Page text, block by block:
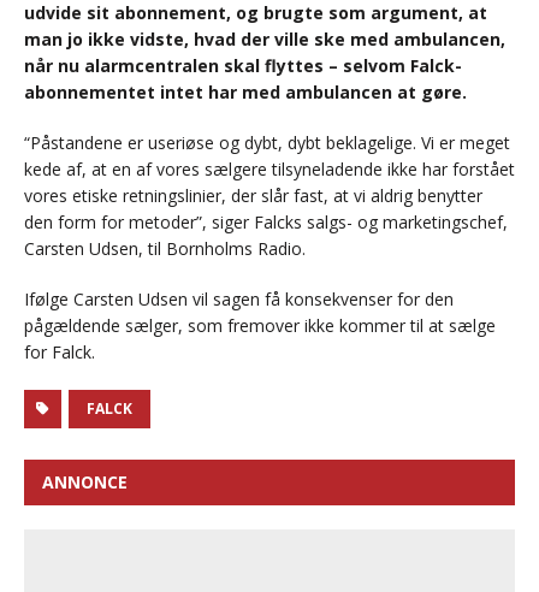
udvide sit abonnement, og brugte som argument, at
man jo ikke vidste, hvad der ville ske med ambulancen,
når nu alarmcentralen skal flyttes – selvom Falck-
abonnementet intet har med ambulancen at gøre.
“Påstandene er useriøse og dybt, dybt beklagelige. Vi er meget
kede af, at en af vores sælgere tilsyneladende ikke har forstået
vores etiske retningslinier, der slår fast, at vi aldrig benytter
den form for metoder”, siger Falcks salgs- og marketingschef,
Carsten Udsen, til Bornholms Radio.
Ifølge Carsten Udsen vil sagen få konsekvenser for den
pågældende sælger, som fremover ikke kommer til at sælge
for Falck.
FALCK
ANNONCE